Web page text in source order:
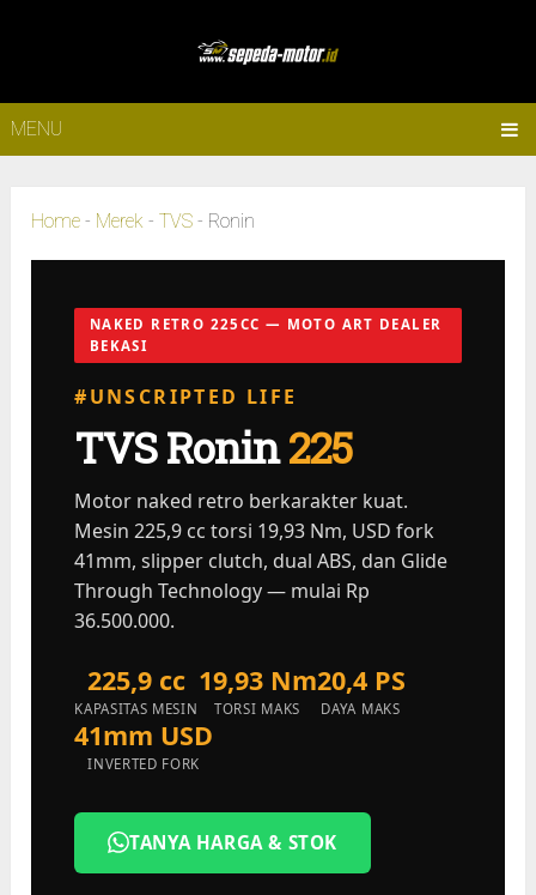
MENU
Home - Merek -TVS - Ronin
NAKED RETRO 225CC — MOTO ART DEALER
BEKASI
#UNSCRIPTED LIFE
TVS Ronin225
Motor naked retro berkarakter kuat.
Mesin 225,9 cc torsi 19,93 Nm, USD fork
41mm, slipper clutch, dual ABS, dan Glide
Through Technology — mulai Rp
36.500.000.
225,9 cc
KAPASITAS MESIN
19,93 Nm
TORSI MAKS
20,4 PS
DAYA MAKS
41mm USD
INVERTED FORK
TANYA HARGA & STOK